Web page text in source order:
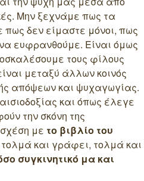
Μην ξεχνάμε πως τα
πως δεν είμαστε μόνοι, πως
ευφρανθούμε. Είναι όμως
τους φίλους
μεταξύ άλλων κοινός
απόψεων και ψυχαγωγίας.
και όπως έλεγε
την σκόνη της
με το βιβλίο του
τολμά και γράφει, τολμά και
συγκινητικό μα και